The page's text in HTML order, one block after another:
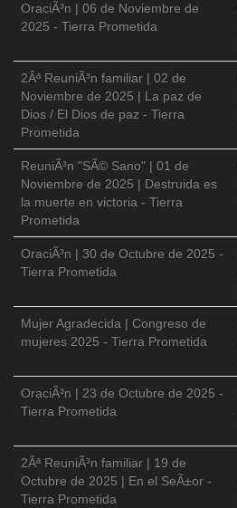
OraciÃ³n | 06 de Noviembre de
2025 - Tierra Prometida
2Âª ReuniÃ³n familiar | 02 de
Noviembre de 2025 | La paz de
Dios / El Dios de paz - Tierra
Prometida
ReuniÃ³n "SÃ© Sano" | 01 de
Noviembre de 2025 | Destruida es
la muerte en victoria - Tierra
Prometida
OraciÃ³n | 30 de Octubre de 2025 -
Tierra Prometida
Mujer Agradecida | Congreso de
mujeres 2025 - Tierra Prometida
OraciÃ³n | 23 de Octubre de 2025 -
Tierra Prometida
2Âª ReuniÃ³n familiar | 19 de
Octubre de 2025 | En el SeÃ±or -
Tierra Prometida